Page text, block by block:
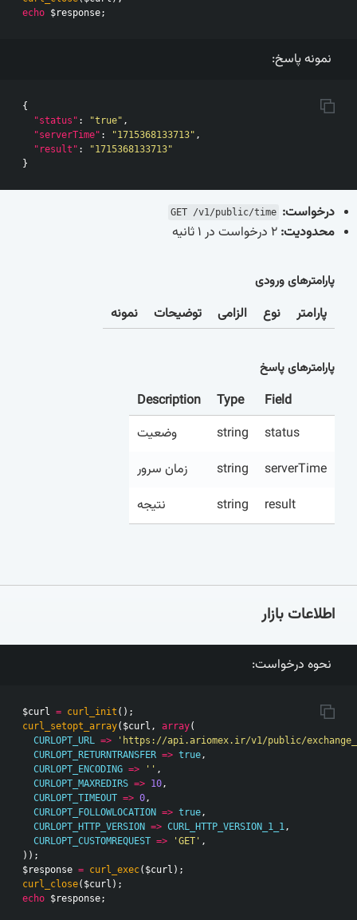
echo $response;
نمونه پاسخ:
{
"status" : "true" ,
"serverTime" : "1715368133713" ,
"result" :
"1715368133713"
}
درخواست: GET /v1/public/time
محدودیت:
پارامترهای ورودی
پارامتر نوع الزامی توضیحات نمونه
پارامترهای پاسخ
Field
Type
Description
status
string
وضعیت
serverTime
string
زمان سرور
result
string نتیجه
اطلاعات بازار
نحوه درخواست:
$curl = curl_init ();
curl_setopt_array( $curl , array(
CURLOPT_URL =>
'https://api.ariomex.ir/v1/public/
CURLOPT_RETURNTRANSFER => true,
CURLOPT_ENCODING => '' ,
CURLOPT_MAXREDIRS => 10,
CURLOPT_TIMEOUT => 0,
CURLOPT_FOLLOWLOCATION => true,
CURLOPT_HTTP_VERSION => CURL_HTTP_VERSION_1_1,
CURLOPT_CUSTOMREQUEST => 'GET' ,
));
$response = curl_exec( $curl );
curl_close( $curl );
echo $response;